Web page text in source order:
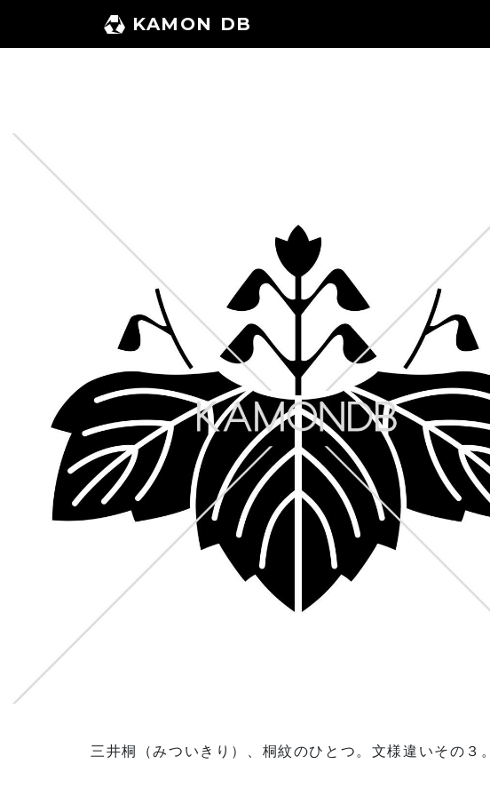
へ
KAMON DB
三井桐（みついきり）、桐紋のひとつ。文様違いその３。